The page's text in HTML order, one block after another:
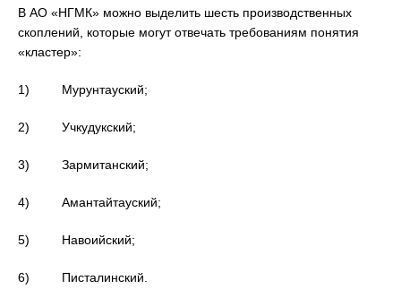
В АО «НГМК» можно выделить шесть производственных
скоплений, которые могут отвечать требованиям понятия
«кластер»:
1) Мурунтауский;
2) Учкудукский;
3) Зармитанский;
4) Амантайтауский;
5) Навоийский;
6) Писталинский.